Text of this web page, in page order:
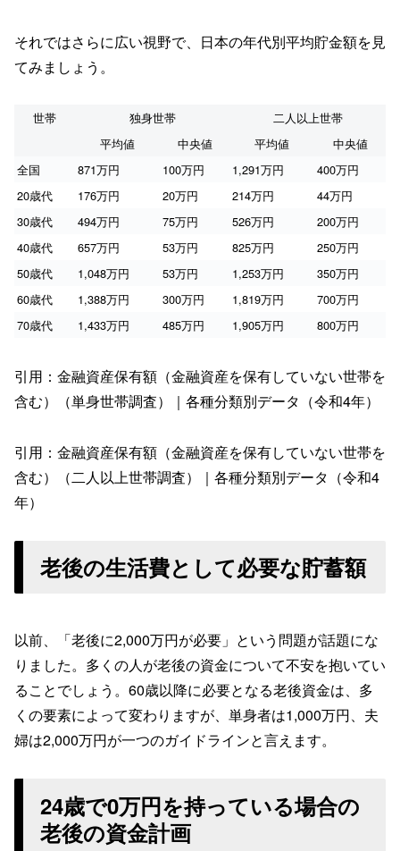
それではさらに広い視野で、日本の年代別平均貯金額を見
てみましょう。
世帯 独身世帯
二人以上世帯
平均値
中央値 平均値
中央値
全国
871万円 100万円 1,291万円
400万円
20歳代
176万円 20万円 214万円
44万円
30歳代
494万円 75万円 526万円
200万円
40歳代
657万円 53万円 825万円
250万円
50歳代
1,048万円 53万円 1,253万円
350万円
60歳代
1,388万円 300万円 1,819万円
700万円
70歳代
1,433万円 485万円 1,905万円 800万円
引用：金融資産保有額（金融資産を保有していない世帯を
含む）（単身世帯調査）｜各種分類別データ（令和4年）
引用：金融資産保有額（金融資産を保有していない世帯を
含む）（二人以上世帯調査）｜各種分類別データ（令和4
年）
老後の生活費として必要な貯蓄額
以前、「老後に2,000万円が必要」という問題が話題にな
りました。多くの人が老後の資金について不安を抱いてい
ることでしょう。60歳以降に必要となる老後資金は、多
くの要素によって変わりますが、単身者は1,000万円、夫
婦は2,000万円が一つのガイドラインと言えます。
24歳で0万円を持っている場合の
老後の資金計画